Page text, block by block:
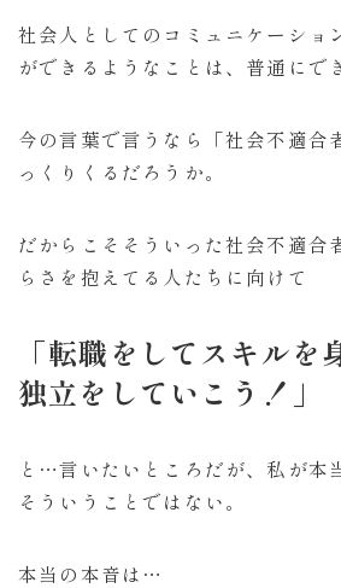
社会人としてのコミュニケーショ
ができるようなことは、普通にで
今の言葉で言うなら「社会不適合
っくりくるだろうか。
だからこそそういった社会不適合
らさを抱えてる人たちに向けて
「転職をしてスキルを
独立をしていこう！」
と…言いたいところだが、私が本
そういうことではない。
本当の本音は…